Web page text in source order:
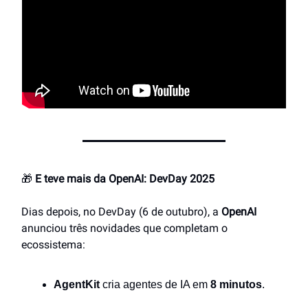
🎁 E teve mais da OpenAI: DevDay 2025
Dias depois, no DevDay (6 de outubro), a OpenAI
anunciou três novidades que completam o
ecossistema:
AgentKit cria agentes de IA em 8 minutos.